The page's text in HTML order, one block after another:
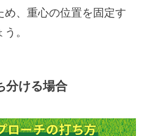
め、重心の位置を固定す
。
分ける場合